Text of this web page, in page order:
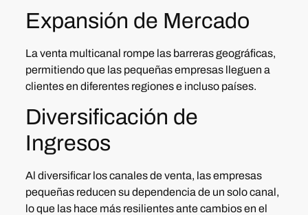
Expansión de Mercado
La venta multicanal rompe las barreras geográficas,
permitiendo que las pequeñas empresas lleguen a
clientes en diferentes regiones e incluso países.
Diversificación de
Ingresos
Al diversificar los canales de venta, las empresas
pequeñas reducen su dependencia de un solo canal,
lo que las hace más resilientes ante cambios en el